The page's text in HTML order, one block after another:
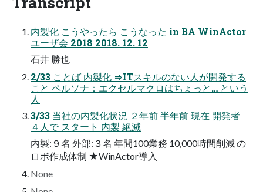
内製化 こうやったら こうなった in BA WinActor
ユーザ会 2018 2018. 12. 12
石井 勝也
2/33 ことば 内製化 ⇒ITスキルのない人が開発する
こと ペルソナ：エクセルマクロはちょっと… という
人
3/33 当社の内製化状況 ２年前 半年前 現在 開発者
４人で スタート 内製 絶滅
内製:９名 外部:３名 年間100業務 10,000時間削減 の
ロボ作成体制 ★WinActor導入
None